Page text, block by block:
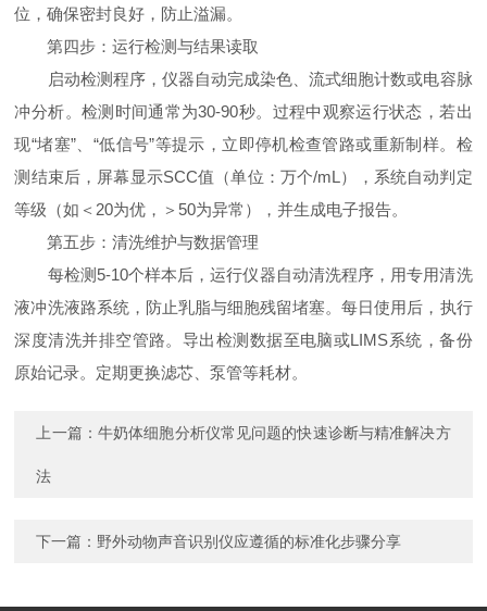
位，确保密封良好，防止溢漏。
第四步：运行检测与结果读取
启动检测程序，仪器自动完成染色、流式细胞计数或电容脉
冲分析。检测时间通常为30-90秒。过程中观察运行状态，若出
现“堵塞”、“低信号”等提示，立即停机检查管路或重新制样。检
测结束后，屏幕显示SCC值（单位：万个/mL），系统自动判定
等级（如＜20为优，＞50为异常），并生成电子报告。
第五步：清洗维护与数据管理
每检测5-10个样本后，运行仪器自动清洗程序，用专用清洗
液冲洗液路系统，防止乳脂与细胞残留堵塞。每日使用后，执行
深度清洗并排空管路。导出检测数据至电脑或LIMS系统，备份
原始记录。定期更换滤芯、泵管等耗材。
上一篇： 牛奶体细胞分析仪常见问题的快速诊断与精准解决方
法
下一篇： 野外动物声音识别仪应遵循的标准化步骤分享